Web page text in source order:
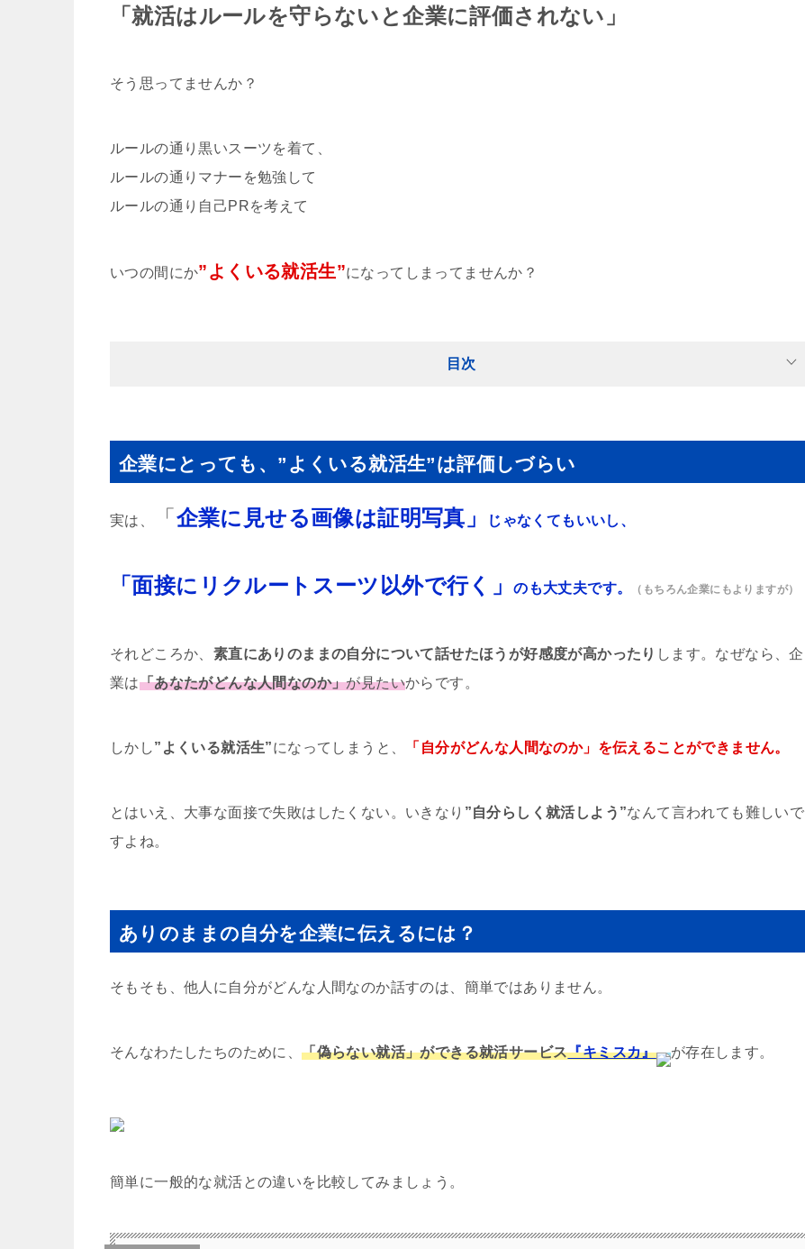
「就活はルールを守らないと企業に評価されない」
そう思ってませんか？
ルールの通り黒いスーツを着て、
ルールの通りマナーを勉強して
ルールの通り自己PRを考えて
いつの間にか”よくいる就活生”になってしまってませんか？
目次
企業にとっても、”よくいる就活生”は評価しづらい
実は、 「 企業に見せる画像は証明写真」 じゃなくてもいいし、
「面接にリクルートスーツ以外で行く」のも大丈夫です。 （もちろん企業にもよりますが）
それどころか、 素直にありのままの自分について話せたほうが好感度が高かったり します。なぜなら、企
業は「あなたがどんな人間なのか」が見たいからです。
しかし”よくいる就活生”になってしまうと、 「自分がどんな人間なのか」を伝えることができません。
とはいえ、大事な面接で失敗はしたくない。いきなり ”自分らしく就活しよう”なんて言われても難しいで
すよね。
ありのままの自分を企業に伝えるには？
そもそも、他人に自分がどんな人間なのか話すのは、簡単ではありません。
そんなわたしたちのために、「偽らない就活」ができる就活サービス『キミスカ』 が存在します。
簡単に一般的な就活との違いを比較してみましょう。